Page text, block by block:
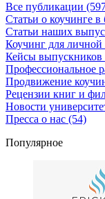
Все публикации
Статьи о коучинге в
Статьи наших
Коучинг для
Кейсы выпускников
Профессиональное
Продвижение
Рецензии книг и
Новости
Пресса о нас (54)
Популярное